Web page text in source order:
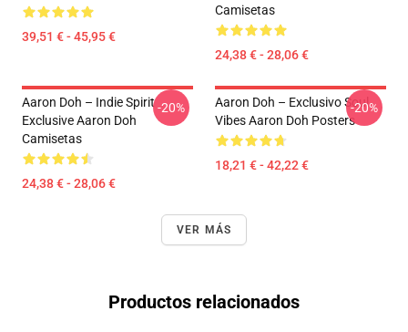
39,51 € - 45,95 €
Camisetas
24,38 € - 28,06 €
Aaron Doh – Indie Spirit
Exclusive Aaron Doh
Camisetas
24,38 € - 28,06 €
-20%
Aaron Doh – Exclusivo Soul
Vibes Aaron Doh Posters
18,21 € - 42,22 €
-20%
VER MÁS
Productos relacionados